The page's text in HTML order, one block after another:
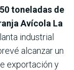
toneladas de
Avícola La
industrial
alcanzar un
exportación y